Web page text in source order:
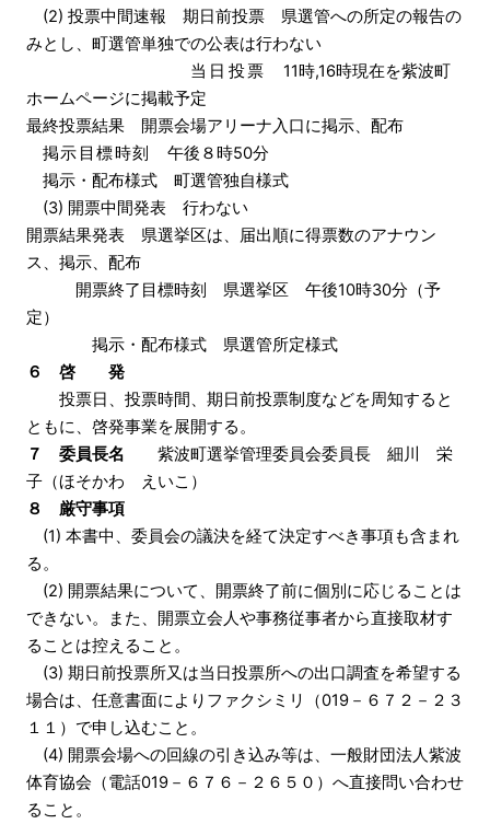
(2) 投票中間速報 期日前投票 県選管への所定の報告の
みとし、町選管単独での公表は行わない
当日投票
11時,16時現在を紫波町
ホームページに掲載予定
最終投票結果 開票会場アリーナ入口に掲示、配布
掲示目標時刻
午後８時50分
掲示・配布様式 町選管独自様式
(3) 開票中間発表 行わない
開票結果発表 県選挙区は、届出順に得票数のアナウン
ス、掲示、配布
開票終了目標時刻 県選挙区 午後10時30分（予
定）
掲示・配布様式 県選管所定様式
６ 啓 発
投票日、投票時間、期日前投票制度などを周知すると
ともに、啓発事業を展開する。
７ 委員長名 紫波町選挙管理委員会委員長 細川 栄
子（ほそかわ えいこ）
８ 厳守事項
(1) 本書中、委員会の議決を経て決定すべき事項も含まれ
る。
(2) 開票結果について、開票終了前に個別に応じることは
できない。また、開票立会人や事務従事者から直接取材す
ることは控えること。
(3) 期日前投票所又は当日投票所への出口調査を希望する
場合は、任意書面によりファクシミリ（019－６７２－２３
１１）で申し込むこと。
(4) 開票会場への回線の引き込み等は、一般財団法人紫波
体育協会（電話019－６７６－２６５０）へ直接問い合わせ
ること。